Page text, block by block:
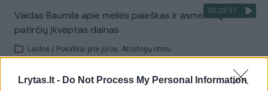
Lrytas.lt - Do Not Process My Personal Information
00:23:57
Vaidas Baumila apie meilės paieškas ir asmeninių
patirčių įkvėptas dainas
Laidos Pokalbiai prie jūros. Atostogų ritmu
00:00:40